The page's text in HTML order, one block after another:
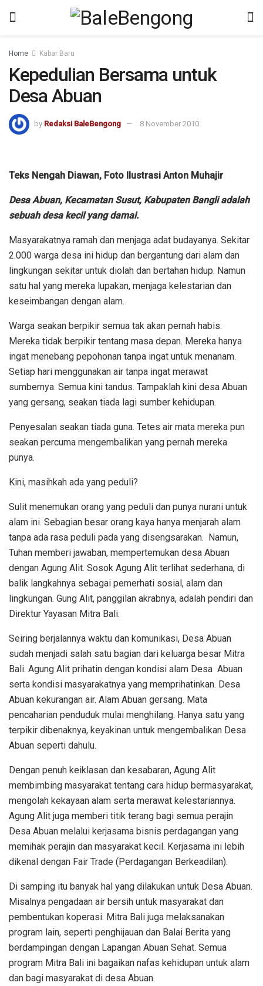
Home Kabar Baru
Kepedulian Bersama untuk
Desa Abuan
by Redaksi BaleBengong 8 November 2010
Teks Nengah Diawan, Foto Ilustrasi Anton Muhajir
Desa Abuan, Kecamatan Susut, Kabupaten Bangli adalah
sebuah desa kecil yang damai.
Masyarakatnya ramah dan menjaga adat budayanya. Sekitar
2.000 warga desa ini hidup dan bergantung dari alam dan
lingkungan sekitar untuk diolah dan bertahan hidup. Namun
satu hal yang mereka lupakan, menjaga kelestarian dan
keseimbangan dengan alam.
Warga seakan berpikir semua tak akan pernah habis.
Mereka tidak berpikir tentang masa depan. Mereka hanya
ingat menebang pepohonan tanpa ingat untuk menanam.
Setiap hari menggunakan air tanpa ingat merawat
sumbernya. Semua kini tandus. Tampaklah kini desa Abuan
yang gersang, seakan tiada lagi sumber kehidupan.
Penyesalan seakan tiada guna. Tetes air mata mereka pun
seakan percuma mengembalikan yang pernah mereka
punya.
Kini, masihkah ada yang peduli?
Sulit menemukan orang yang peduli dan punya nurani untuk
alam ini. Sebagian besar orang kaya hanya menjarah alam
tanpa ada rasa peduli pada yang disengsarakan. Namun,
Tuhan memberi jawaban, mempertemukan desa Abuan
dengan Agung Alit. Sosok Agung Alit terlihat sederhana, di
balik langkahnya sebagai pemerhati sosial, alam dan
lingkungan. Gung Alit, panggilan akrabnya, adalah pendiri dan
Direktur Yayasan Mitra Bali.
Seiring berjalannya waktu dan komunikasi, Desa Abuan
sudah menjadi salah satu bagian dari keluarga besar Mitra
Bali. Agung Alit prihatin dengan kondisi alam Desa Abuan
serta kondisi masyarakatnya yang memprihatinkan. Desa
Abuan kekurangan air. Alam Abuan gersang. Mata
pencaharian penduduk mulai menghilang. Hanya satu yang
terpikir dibenaknya, keyakinan untuk mengembalikan Desa
Abuan seperti dahulu.
Dengan penuh keiklasan dan kesabaran, Agung Alit
membimbing masyarakat tentang cara hidup bermasyarakat,
mengolah kekayaan alam serta merawat kelestariannya.
Agung Alit juga memberi titik terang bagi semua perajin
Desa Abuan melalui kerjasama bisnis perdagangan yang
memihak perajin dan masyarakat kecil. Kerjasama ini lebih
dikenal dengan Fair Trade (Perdagangan Berkeadilan).
Di samping itu banyak hal yang dilakukan untuk Desa Abuan.
Misalnya pengadaan air bersih untuk masyarakat dan
pembentukan koperasi. Mitra Bali juga melaksanakan
program lain, seperti penghijauan dan Balai Berita yang
berdampingan dengan Lapangan Abuan Sehat. Semua
program Mitra Bali ini bagaikan nafas kehidupan untuk alam
dan bagi masyarakat di desa Abuan.